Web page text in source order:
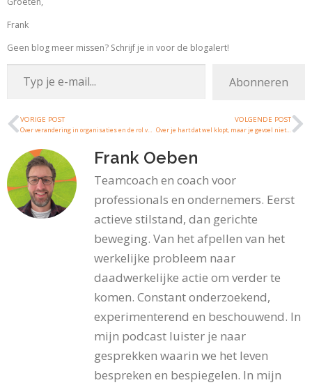
Frank
Geen blog meer missen? Schrijf je in voor de blogalert!
Abonneren
VORIGE POST
Over verandering in organisaties en de rol van werkgeluk daarin
VOLGENDE POST
Over je hart dat wel klopt, maar je gevoel niet altijd
Frank Oeben
Teamcoach en coach voor
professionals en ondernemers. Eerst
actieve stilstand, dan gerichte
beweging. Van het afpellen van het
werkelijke probleem naar
daadwerkelijke actie om verder te
komen. Constant onderzoekend,
experimenterend en beschouwend. In
mijn podcast luister je naar
gesprekken waarin we het leven
bespreken en bespiegelen. In mijn